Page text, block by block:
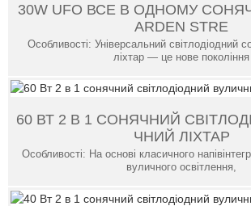
30W UFO ВСЕ В ОДНОМУ
ARDEN STRE
Особливості: Універсальний світлодіодний
ліхтар — це нове покоління
60 ВТ 2 В 1 СОНЯЧНИЙ
ЧНИЙ ЛІХТАР
Особливості: На основі класичного
вуличного освітлення,